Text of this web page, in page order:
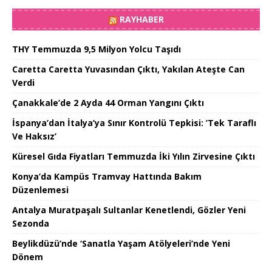
RAYHABER
THY Temmuzda 9,5 Milyon Yolcu Taşıdı
Caretta Caretta Yuvasından Çıktı, Yakılan Ateşte Can
Verdi
Çanakkale’de 2 Ayda 44 Orman Yangını Çıktı
İspanya’dan İtalya’ya Sınır Kontrolü Tepkisi: ’Tek Taraflı
Ve Haksız’
Küresel Gıda Fiyatları Temmuzda İki Yılın Zirvesine Çıktı
Konya’da Kampüs Tramvay Hattında Bakım
Düzenlemesi
Antalya Muratpaşalı Sultanlar Kenetlendi, Gözler Yeni
Sezonda
Beylikdüzü’nde ‘Sanatla Yaşam Atölyeleri’nde Yeni
Dönem